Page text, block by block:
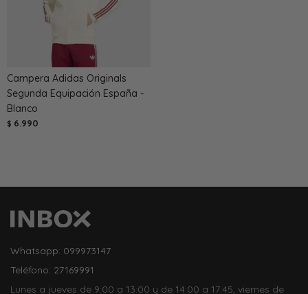
Campera Adidas Originals
Segunda Equipación España -
Blanco
$ 6.990
Whatsapp: 099973147
Teléfono: 27169991
Lunes a jueves de 9:00 a 13:00 y de 14:00 a 17:45, viernes de